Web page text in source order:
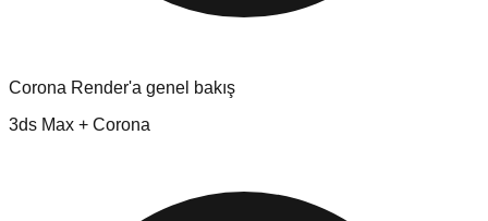
Corona Render'a genel bakış
3ds Max + Corona